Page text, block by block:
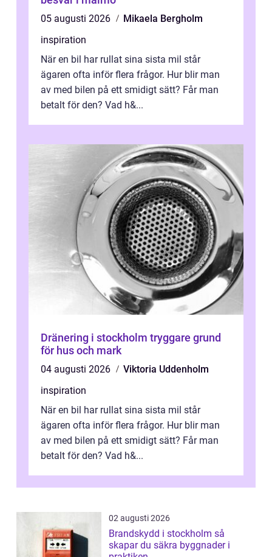
05 augusti 2026
Mikaela Bergholm
inspiration
När en bil har rullat sina sista mil står
ägaren ofta inför flera frågor. Hur blir man
av med bilen på ett smidigt sätt? Får man
betalt för den? Vad h&...
Dränering i stockholm tryggare grund
för hus och mark
04 augusti 2026
Viktoria Uddenholm
inspiration
När en bil har rullat sina sista mil står
ägaren ofta inför flera frågor. Hur blir man
av med bilen på ett smidigt sätt? Får man
betalt för den? Vad h&...
02 augusti 2026
Brandskydd i stockholm så
skapar du säkra byggnader i